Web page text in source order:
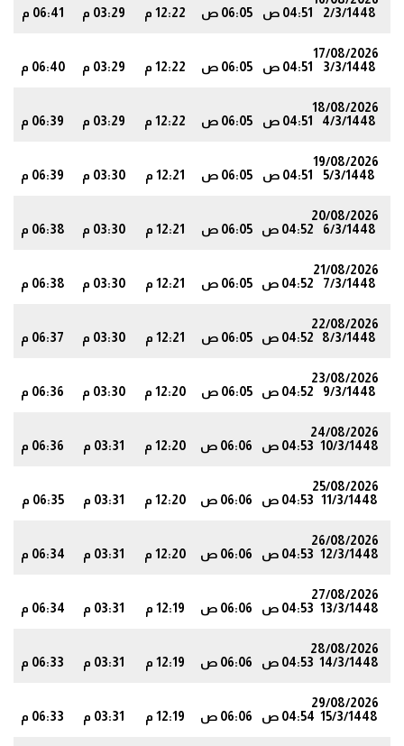
2/3/1448
04:51 ص 06:05 ص 12:22 م 03:29 م 06:41 م
17/08/2026
3/3/1448
04:51 ص 06:05 ص 12:22 م 03:29 م 06:40 م
18/08/2026
4/3/1448
04:51 ص 06:05 ص 12:22 م 03:29 م 06:39 م
19/08/2026
5/3/1448
04:51 ص 06:05 ص 12:21 م 03:30 م 06:39 م
20/08/2026
6/3/1448
04:52 ص 06:05 ص 12:21 م 03:30 م 06:38 م
21/08/2026
7/3/1448
04:52 ص 06:05 ص 12:21 م 03:30 م 06:38 م
22/08/2026
8/3/1448
04:52 ص 06:05 ص 12:21 م 03:30 م 06:37 م
23/08/2026
9/3/1448
04:52 ص 06:05 ص 12:20 م 03:30 م 06:36 م
24/08/2026
10/3/1448 04:53 ص 06:06 ص 12:20 م 03:31 م 06:36 م
25/08/2026
11/3/1448 04:53 ص 06:06 ص 12:20 م 03:31 م 06:35 م
26/08/2026
12/3/1448 04:53 ص 06:06 ص 12:20 م 03:31 م 06:34 م
27/08/2026
13/3/1448 04:53 ص 06:06 ص 12:19 م 03:31 م 06:34 م
28/08/2026
14/3/1448 04:53 ص 06:06 ص 12:19 م 03:31 م 06:33 م
29/08/2026
15/3/1448 04:54 ص 06:06 ص 12:19 م 03:31 م 06:33 م